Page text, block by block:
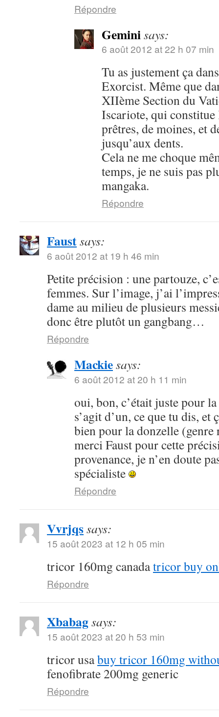
Répondre
Geminisays:
6 août 2012 at 22 h 07 min
Tu as justement ça
Exorcist. Même que
XIIème Section du
Iscariote, qui constitue
prêtres, de moines, et
jusqu’aux dents.
Cela ne me choque
temps, je ne suis pas
mangaka.
Répondre
Faustsays:
6 août 2012 at 19 h 46 min
Petite précision : une partouze,
femmes. Sur l’image, j’ai
dame au milieu de plusieurs
donc être plutôt un gangbang…
Répondre
Mackiesays:
6 août 2012 at 20 h 11 min
oui, bon, c’était juste pour
s’agit d’un, ce que tu dis, et
bien pour la donzelle
merci Faust pour cette
provenance, je n’en doute
spécialiste
Répondre
Vvrjqssays:
15 août 2023 at 12 h 05 min
tricor 160mg canadatricor buy
Répondre
Xbabagsays:
15 août 2023 at 20 h 53 min
tricor usabuy tricor 160mg
fenofibrate 200mg generic
Répondre